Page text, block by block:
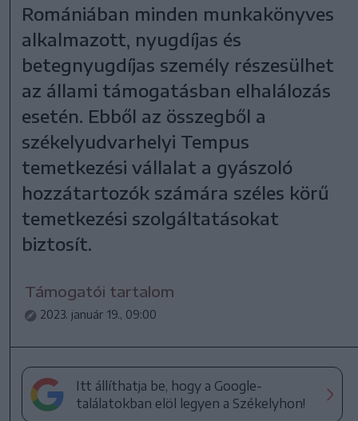
Romániában minden munkakönyves
alkalmazott, nyugdíjas és
betegnyugdíjas személy részesülhet
az állami támogatásban elhalálozás
esetén. Ebből az összegből a
székelyudvarhelyi Tempus
temetkezési vállalat a gyászoló
hozzátartozók számára széles körű
temetkezési szolgáltatásokat
biztosít.
Támogatói tartalom
2023. január 19., 09:00
Itt állíthatja be, hogy a Google-
találatokban elöl legyen a Székelyhon!